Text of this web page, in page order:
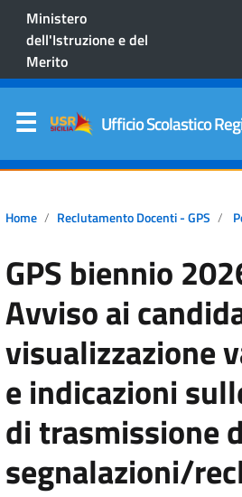
Ministero
dell'Istruzione e del
Merito
Ufficio Scolastico
Home Reclutamento Docenti - GPS
GPS biennio
Avviso ai
visualizzazione
e indicazioni
di trasmissione
segnalazioni/